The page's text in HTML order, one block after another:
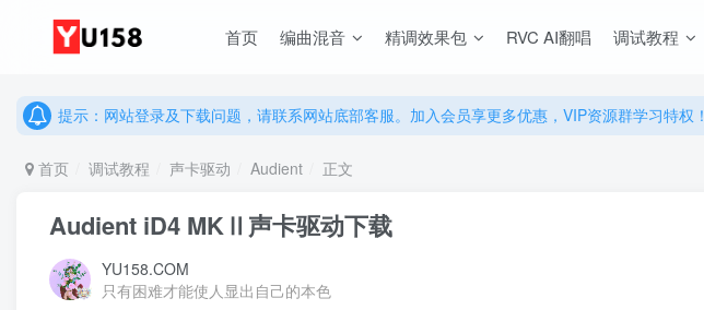
首页 编曲混音 精调效果包 RVC AI翻唱 调试教程
提示：网站登录及下载问题，请联系网站底部客服。加入会员享更多优惠，VIP资源群学习特权！
提示：网站登录及下载问题，请联系网站底部客服。加入会员享更多优惠，VIP资源群学习特权！
首页 调试教程 声卡驱动 Audient 正文
Audient iD4 MKⅡ声卡驱动下载
YU158.COM
只有困难才能使人显出自己的本色